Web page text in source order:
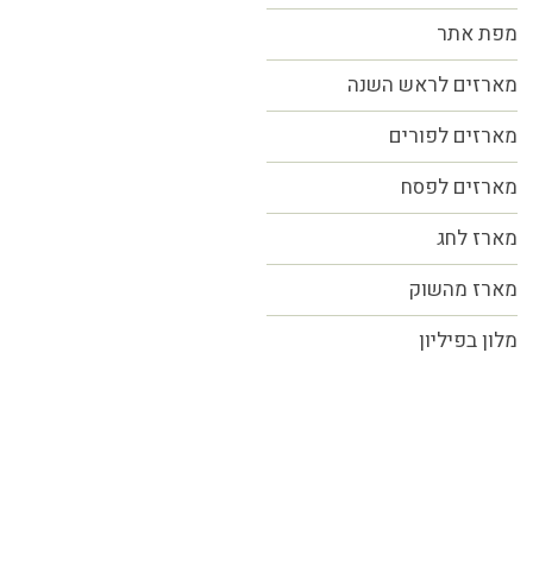
מפת אתר
מארזים לראש השנה
מארזים לפורים
מארזים לפסח
מארז לחג
מארז מהשוק
מלון בפיליון